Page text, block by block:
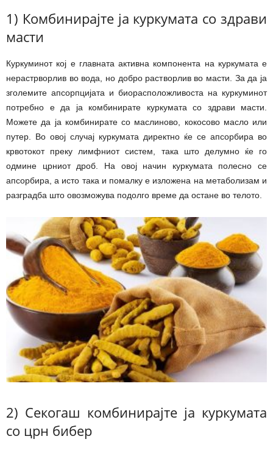
1) Комбинирајте ја куркумата со здрави
масти
Куркуминот кој е главната активна компонента на куркумата е
нерастрворлив во вода, но добро растворлив во масти. За да ја
зголемите апсорпцијата и биорасположливоста на куркуминот
потребно е да ја комбинирате куркумата со здрави масти.
Можете да ја комбинирате со маслиново, кокосово масло или
путер. Во овој случај куркумата директно ќе се апсорбира во
крвотокот преку лимфниот систем, така што делумно ќе го
одмине црниот дроб. На овој начин куркумата полесно се
апсорбира, а исто така и помалку е изложена на метаболизам и
разградба што овозможува подолго време да остане во телото.
2) Секогаш комбинирајте ја куркумата
со црн бибер